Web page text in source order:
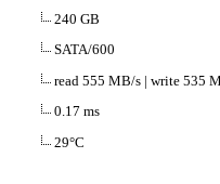
240 GB
SATA/600
read 555 MB/s | write 535
0.17 ms
29°C